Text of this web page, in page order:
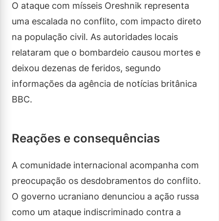
O ataque com mísseis Oreshnik representa
uma escalada no conflito, com impacto direto
na população civil. As autoridades locais
relataram que o bombardeio causou mortes e
deixou dezenas de feridos, segundo
informações da agência de notícias britânica
BBC.
Reações e consequências
A comunidade internacional acompanha com
preocupação os desdobramentos do conflito.
O governo ucraniano denunciou a ação russa
como um ataque indiscriminado contra a